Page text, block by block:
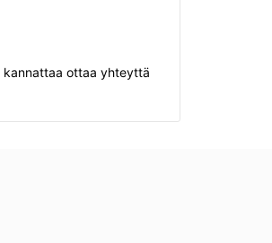
kannattaa ottaa yhteyttä